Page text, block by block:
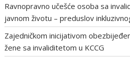
Ravnopravno učešće osoba sa
javnom životu – preduslov
Zajedničkom inicijativom
žene sa invaliditetom u KCCG